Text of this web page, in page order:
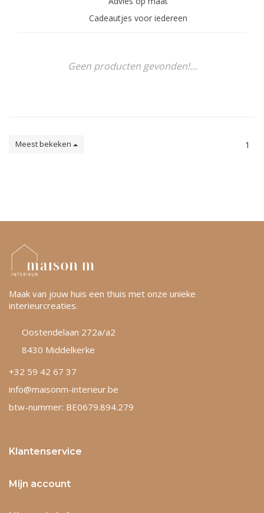
Cadeautjes voor iedereen
Geen producten gevonden!...
Meest bekeken 1
Maak van jouw huis een thuis met onze unieke
interieurcreaties.
Oostendelaan 272a/a2
8430 Middelkerke
+32 59 42 67 37
info@maisonm-interieur.be
btw-nummer: BE0679.894.279
Klantenservice
Mijn account